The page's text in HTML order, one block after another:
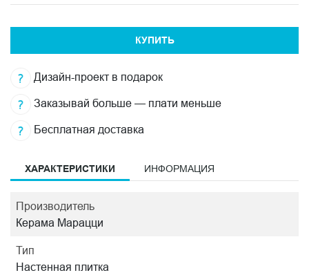
КУПИТЬ
Дизайн-проект в подарок
Заказывай больше — плати меньше
Бесплатная доставка
ХАРАКТЕРИСТИКИ ИНФОРМАЦИЯ
Производитель
Керама Марацци
Тип
Настенная плитка